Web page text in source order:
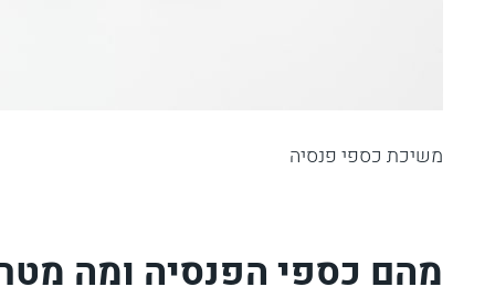
משיכת כספי פנסיה
מהם כספי הפנסיה ומה